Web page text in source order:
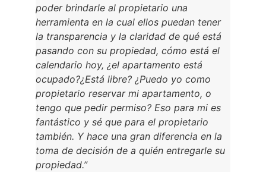
poder brindarle al propietario una
herramienta en la cual ellos puedan tener
la transparencia y la claridad de qué está
pasando con su propiedad, cómo está el
calendario hoy, ¿el apartamento está
ocupado?¿Está libre? ¿Puedo yo como
propietario reservar mi apartamento, o
tengo que pedir permiso? Eso para mi es
fantástico y sé que para el propietario
también. Y hace una gran diferencia en la
toma de decisión de a quién entregarle su
propiedad.”